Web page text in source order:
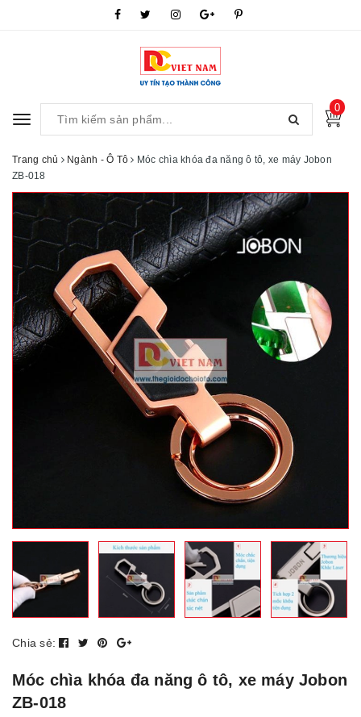
Toggle
0
Trang chủ Ngành - Ô Tô
Móc chìa khóa đa năng ô tô, xe máy Jobon
ZB-018
Chia sẻ:
Móc chìa khóa đa năng ô tô, xe máy Jobon
ZB-018